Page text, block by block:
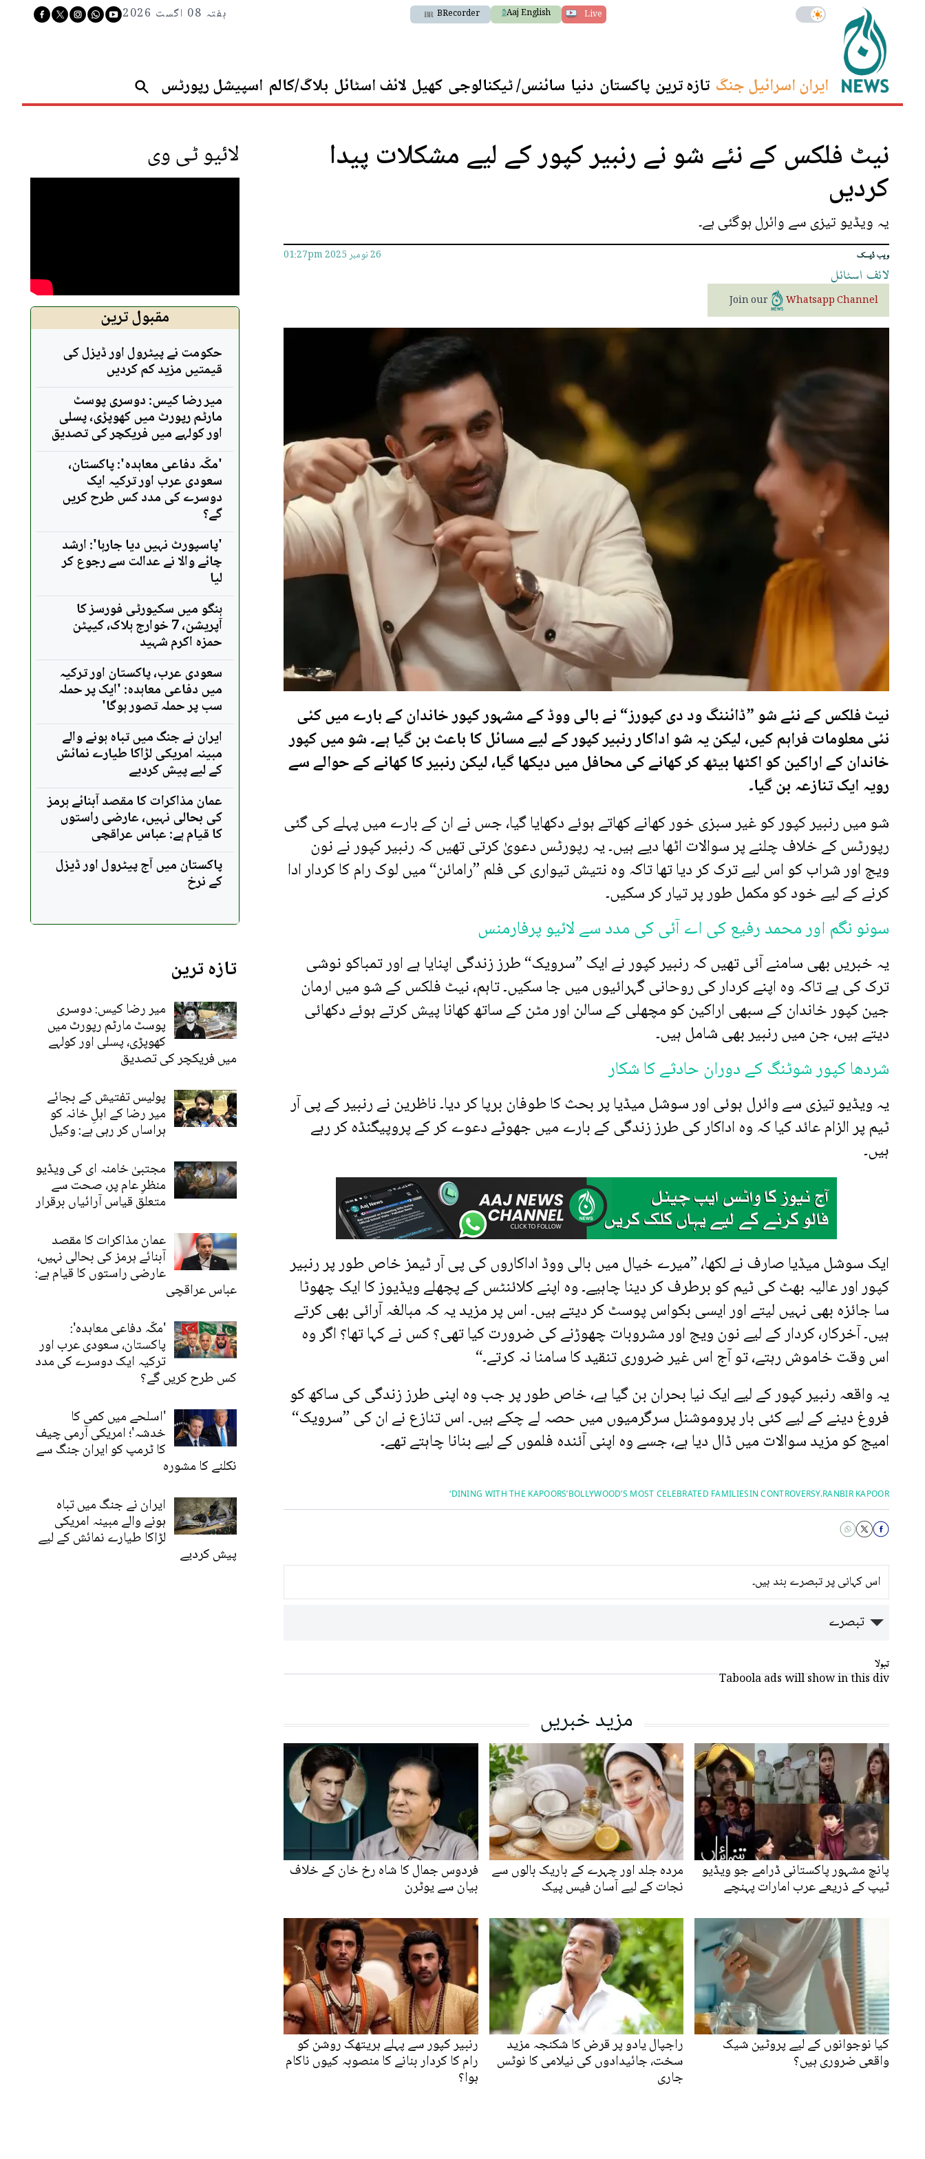
Live
Aaj English
BRecorder ہفتہ 08 اگست 2026
ایران اسرائیل جنگ تازہ ترین پاکستان دنیا سائنس/ ٹیکنالوجی کھیل لائف اسٹائل بلاگ/کالم اسپیشل رپورٹس
نیٹ فلکس کے نئے شو نے رنبیر کپور کے لیے مشکلات پیدا
کردیں
یہ ویڈیو تیزی سے وائرل ہوگئی ہے۔
ویب ڈیسک 26 نومبر 2025 01:27pm
لائف اسٹائل
Join our Whatsapp Channel
نیٹ فلکس کے نئے شو ”ڈائننگ ود دی کپورز“ نے بالی ووڈ کے مشہور کپور خاندان کے بارے میں کئی
نئی معلومات فراہم کیں، لیکن یہ شو اداکار رنبیر کپور کے لیے مسائل کا باعث بن گیا ہے۔ شو میں کپور
خاندان کے اراکین کو اکٹھا بیٹھ کر کھانے کی محافل میں دیکھا گیا، لیکن رنبیر کا کھانے کے حوالے سے
رویہ ایک تنازعہ بن گیا۔
شو میں رنبیر کپور کو غیر سبزی خور کھانے کھاتے ہوئے دکھایا گیا، جس نے ان کے بارے میں پہلے کی گئی
رپورٹس کے خلاف چلنے پر سوالات اٹھا دیے ہیں۔ یہ رپورٹس دعویٰ کرتی تھیں کہ رنبیر کپور نے نون
ویج اور شراب کو اس لیے ترک کر دیا تھا تاکہ وہ نتیش تیواری کی فلم ”رامائن“ میں لوک رام کا کردار ادا
کرنے کے لیے خود کو مکمل طور پر تیار کر سکیں۔
سونو نگم اور محمد رفیع کی اے آئی کی مدد سے لائیو پرفارمنس
یہ خبریں بھی سامنے آئی تھیں کہ رنبیر کپور نے ایک ”سرویک“ طرز زندگی اپنایا ہے اور تمباکو نوشی
ترک کی ہے تاکہ وہ اپنے کردار کی روحانی گہرائیوں میں جا سکیں۔ تاہم، نیٹ فلکس کے شو میں ارمان
جین کپور خاندان کے سبھی اراکین کو مچھلی کے سالن اور مٹن کے ساتھ کھانا پیش کرتے ہوئے دکھائی
دیتے ہیں، جن میں رنبیر بھی شامل ہیں۔
شردھا کپور شوٹنگ کے دوران حادثے کا شکار
یہ ویڈیو تیزی سے وائرل ہوئی اور سوشل میڈیا پر بحث کا طوفان برپا کر دیا۔ ناظرین نے رنبیر کے پی آر
ٹیم پر الزام عائد کیا کہ وہ اداکار کی طرز زندگی کے بارے میں جھوٹے دعوے کر کے پروپیگنڈہ کر رہے
ہیں۔
ایک سوشل میڈیا صارف نے لکھا، ”میرے خیال میں بالی ووڈ اداکاروں کی پی آر ٹیمز خاص طور پر رنبیر
کپور اور عالیہ بھٹ کی ٹیم کو برطرف کر دینا چاہیے۔ وہ اپنے کلائنٹس کے پچھلے ویڈیوز کا ایک چھوٹا
سا جائزہ بھی نہیں لیتے اور ایسی بکواس پوسٹ کر دیتے ہیں۔ اس پر مزید یہ کہ مبالغہ آرائی بھی کرتے
ہیں۔ آخرکار، کردار کے لیے نون ویج اور مشروبات چھوڑنے کی ضرورت کیا تھی؟ کس نے کہا تھا؟ اگر وہ
اس وقت خاموش رہتے، تو آج اس غیر ضروری تنقید کا سامنا نہ کرتے۔“
یہ واقعہ رنبیر کپور کے لیے ایک نیا بحران بن گیا ہے، خاص طور پر جب وہ اپنی طرز زندگی کی ساکھ کو
فروغ دینے کے لیے کئی بار پروموشنل سرگرمیوں میں حصہ لے چکے ہیں۔ اس تنازع نے ان کی ”سرویک“
امیج کو مزید سوالات میں ڈال دیا ہے، جسے وہ اپنی آئندہ فلموں کے لیے بنانا چاہتے تھے۔
RANBIR KAPOOR
IN CONTROVERSY.
BOLLYWOOD’S MOST CELEBRATED FAMILIES
‘DINING WITH THE KAPOORS’
اس کہانی پر تبصرے بند ہیں۔
تبصرے
تبولا
Taboola ads will show in this div
مزید خبریں
پانچ مشہور پاکستانی ڈرامے جو ویڈیو
ٹیپ کے ذریعے عرب امارات پہنچے
مردہ جلد اور چہرے کے باریک بالوں سے
نجات کے لیے آسان فیس پیک
فردوس جمال کا شاہ رخ خان کے خلاف
بیان سے یوٹرن
کیا نوجوانوں کے لیے پروٹین شیک
واقعی ضروری ہیں؟
راجپال یادو پر قرض کا شکنجہ مزید
سخت، جائیدادوں کی نیلامی کا نوٹس
جاری
رنبیر کپور سے پہلے ہریتھک روشن کو
رام کا کردار بنانے کا منصوبہ کیوں ناکام
ہوا؟
لائیو ٹی وی
مقبول ترین
حکومت نے پیٹرول اور ڈیزل کی
قیمتیں مزید کم کردیں
میر رضا کیس: دوسری پوسٹ
مارٹم رپورٹ میں کھوپڑی، پسلی
اور کولہے میں فریکچر کی تصدیق
'مکّہ دفاعی معاہدہ': پاکستان،
سعودی عرب اور ترکیہ ایک
دوسرے کی مدد کس طرح کریں
گے؟
'پاسپورٹ نہیں دیا جارہا': ارشد
چائے والا نے عدالت سے رجوع کر
لیا
ہنگو میں سکیورٹی فورسز کا
آپریشن، 7 خوارج ہلاک، کیپٹن
حمزہ اکرم شہید
سعودی عرب، پاکستان اور ترکیہ
میں دفاعی معاہدہ: 'ایک پر حملہ
سب پر حملہ تصور ہوگا'
ایران نے جنگ میں تباہ ہونے والے
مبینہ امریکی لڑاکا طیارے نمائش
کے لیے پیش کردیے
عمان مذاکرات کا مقصد آبنائے ہرمز
کی بحالی نہیں، عارضی راستوں
کا قیام ہے: عباس عراقچی
پاکستان میں آج پیٹرول اور ڈیزل
کے نرخ
تازہ ترین
میر رضا کیس: دوسری
پوسٹ مارٹم رپورٹ میں
کھوپڑی، پسلی اور کولہے
میں فریکچر کی تصدیق
پولیس تفتیش کے بجائے
میر رضا کے اہلِ خانہ کو
ہراساں کر رہی ہے: وکیل
مجتبیٰ خامنہ ای کی ویڈیو
منظرِ عام پر، صحت سے
متعلق قیاس آرائیاں برقرار
عمان مذاکرات کا مقصد
آبنائے ہرمز کی بحالی نہیں،
عارضی راستوں کا قیام ہے:
عباس عراقچی
'مکّہ دفاعی معاہدہ':
پاکستان، سعودی عرب اور
ترکیہ ایک دوسرے کی مدد
کس طرح کریں گے؟
'اسلحے میں کمی کا
خدشہ'؛ امریکی آرمی چیف
کا ٹرمپ کو ایران جنگ سے
نکلنے کا مشورہ
ایران نے جنگ میں تباہ
ہونے والے مبینہ امریکی
لڑاکا طیارے نمائش کے لیے
پیش کردیے